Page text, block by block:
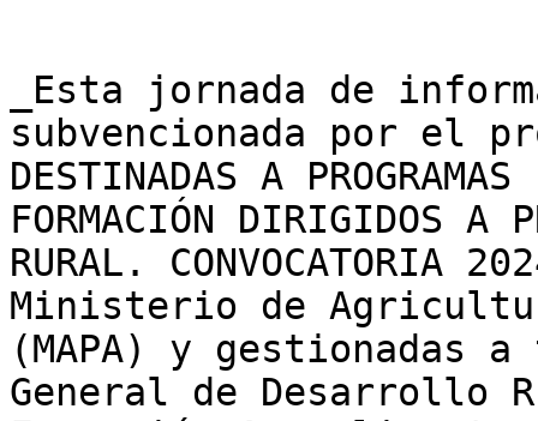
_Esta jornada de
subvencionada por el
DESTINADAS A
FORMACIÓN DIRIGIDOS A
RURAL.
Ministerio de
(MAPA) y gestionadas
General de Desarrollo